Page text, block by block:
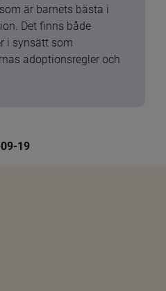
är barnets bästa i
Det finns både
i synsätt som
adoptionsregler och
19